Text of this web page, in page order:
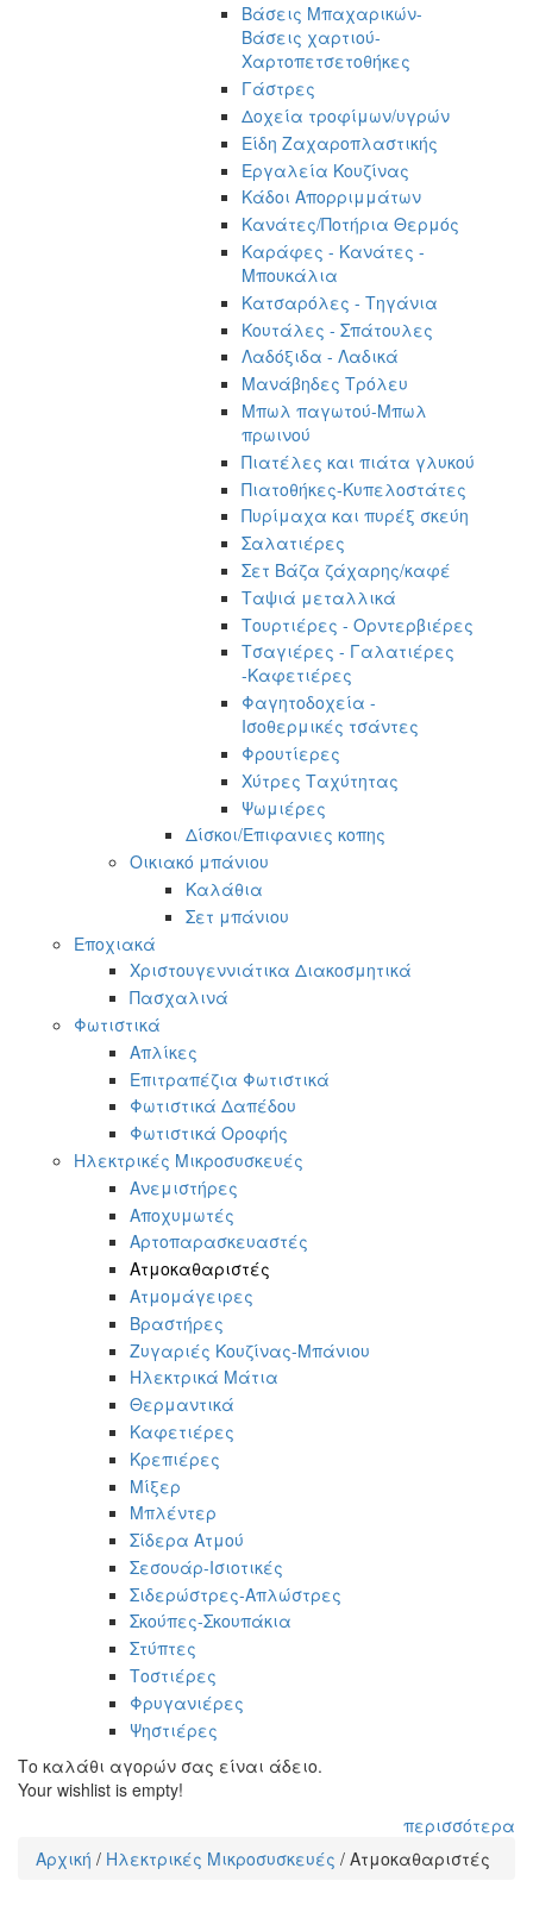
Βάσεις Μπαχαρικών-
Βάσεις χαρτιού-
Χαρτοπετσετοθήκες
Γάστρες
Δοχεία τροφίμων/υγρών
Είδη Ζαχαροπλαστικής
Εργαλεία Κουζίνας
Κάδοι Απορριμμάτων
Κανάτες/Ποτήρια Θερμός
Καράφες - Κανάτες -
Μπουκάλια
Κατσαρόλες - Τηγάνια
Κουτάλες - Σπάτουλες
Λαδόξιδα - Λαδικά
Μανάβηδες Τρόλευ
Μπωλ παγωτού-Μπωλ
πρωινού
Πιατέλες και πιάτα γλυκού
Πιατοθήκες-Κυπελοστάτες
Πυρίμαχα και πυρέξ σκεύη
Σαλατιέρες
Σετ Βάζα ζάχαρης/καφέ
Ταψιά μεταλλικά
Τουρτιέρες - Ορντερβιέρες
Τσαγιέρες - Γαλατιέρες
-Καφετιέρες
Φαγητοδοχεία -
Ισοθερμικές τσάντες
Φρουτίερες
Χύτρες Ταχύτητας
Ψωμιέρες
Δίσκοι/Επιφανιες κοπης
Οικιακό μπάνιου
Καλάθια
Σετ μπάνιου
Εποχιακά
Χριστουγεννιάτικα Διακοσμητικά
Πασχαλινά
Φωτιστικά
Απλίκες
Επιτραπέζια Φωτιστικά
Φωτιστικά Δαπέδου
Φωτιστικά Οροφής
Ηλεκτρικές Μικροσυσκευές
Ανεμιστήρες
Αποχυμωτές
Αρτοπαρασκευαστές
Ατμοκαθαριστές
Ατμομάγειρες
Βραστήρες
Ζυγαριές Κουζίνας-Μπάνιου
Ηλεκτρικά Μάτια
Θερμαντικά
Καφετιέρες
Κρεπιέρες
Μίξερ
Μπλέντερ
Σίδερα Ατμού
Σεσουάρ-Ισιοτικές
Σιδερώστρες-Απλώστρες
Σκούπες-Σκουπάκια
Στύπτες
Τοστιέρες
Φρυγανιέρες
Ψηστιέρες
Το καλάθι αγορών σας είναι άδειο.
Your wishlist is empty!
περισσότερα
Είστε εδώ
Αρχική / Ηλεκτρικές Μικροσυσκευές / Ατμοκαθαριστές